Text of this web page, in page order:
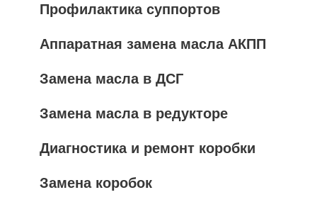
Профилактика суппортов
Аппаратная замена масла АКПП
Замена масла в ДСГ
Замена масла в редукторе
Диагностика и ремонт коробки
Замена коробок